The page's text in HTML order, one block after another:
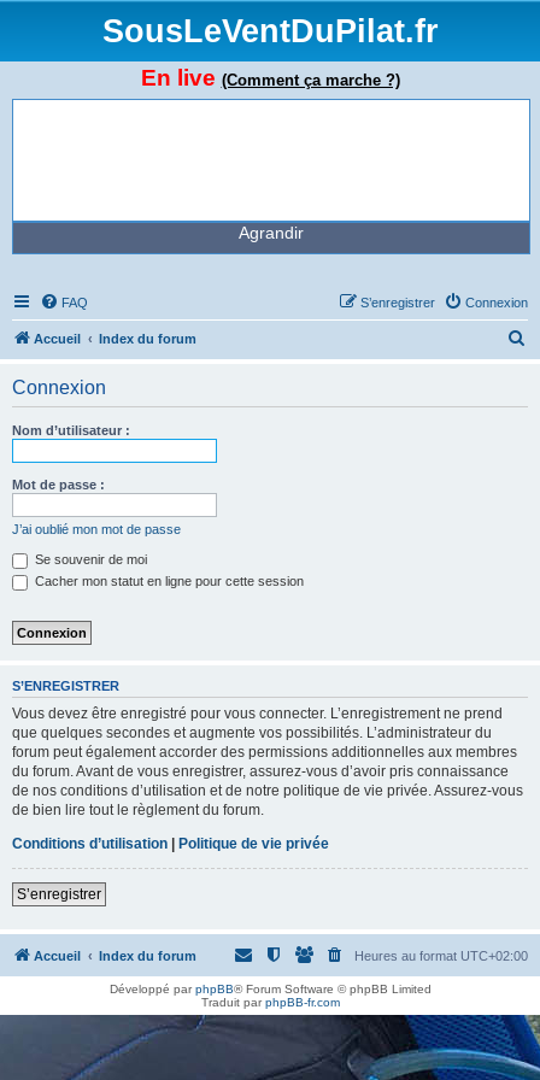
SousLeVentDuPilat.fr
En live (Comment ça marche ?)
Agrandir
FAQ Connexion
S’enregistrer
Accueil Index du forum
Connexion
Nom d’utilisateur :
Mot de passe :
J’ai oublié mon mot de passe
Se souvenir de moi
Cacher mon statut en ligne pour cette session
S’ENREGISTRER
Vous devez être enregistré pour vous connecter. L’enregistrement ne prend
que quelques secondes et augmente vos possibilités. L’administrateur du
forum peut également accorder des permissions additionnelles aux membres
du forum. Avant de vous enregistrer, assurez-vous d’avoir pris connaissance
de nos conditions d’utilisation et de notre politique de vie privée. Assurez-vous
de bien lire tout le règlement du forum.
Conditions d’utilisation
Politique de vie privée
S’enregistrer
Accueil Index du forum Heures au format UTC+02:00
Développé parphpBB® Forum Software © phpBB Limited
Traduit parphpBB-fr.com